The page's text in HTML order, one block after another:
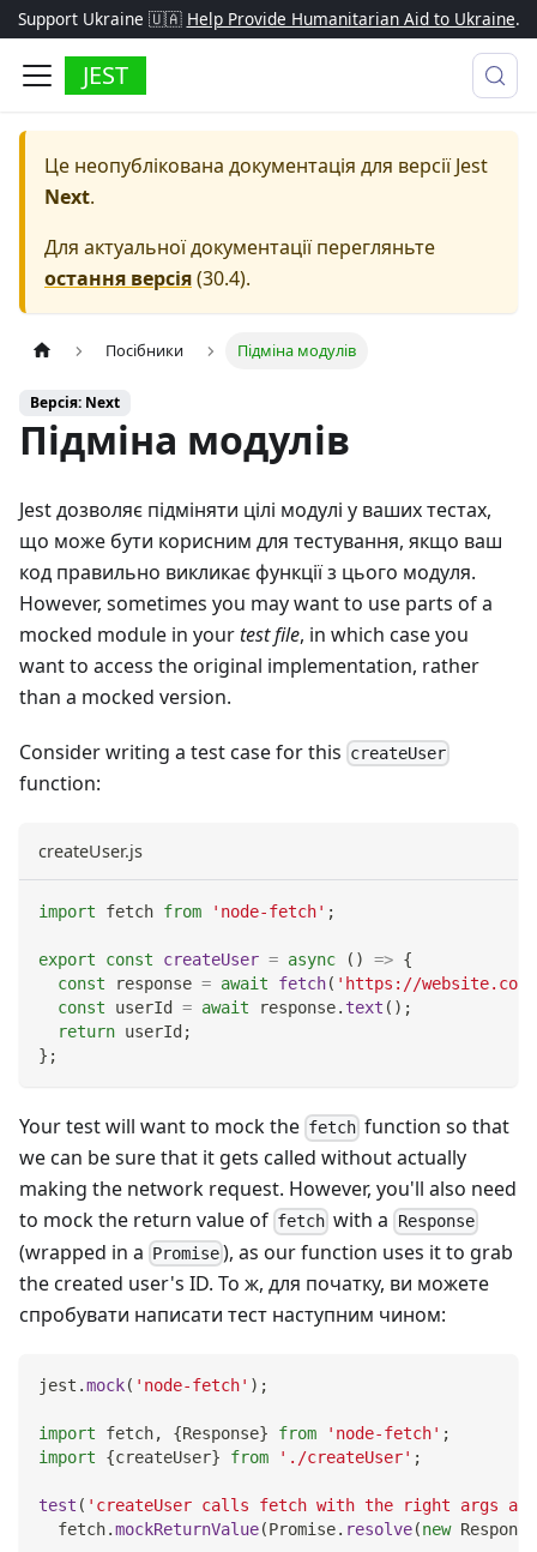
Support Ukraine 🇺🇦 Help Provide Humanitarian Aid to Ukraine.
JEST
Це неопублікована документація для версіїJest
Next.
Для актуальної документації перегляньте
остання версія(30.4).
Посібники Підміна модулів
Версія: Next
Підміна модулів
Jest дозволяє підміняти цілі модулі у ваших тестах,
що може бути корисним для тестування, якщо ваш
код правильно викликає функції з цього модуля.
However, sometimes you may want to use parts of a
mocked module in yourtest file, in which case you
want to access the original implementation, rather
than a mocked version.
Consider writing a test case for this createUser
function:
createUser.js
import fetch from 'node-fetch' ;
export const createUser = async ( ) => {
const response = await fetch( 'https://
const userId = await response. text ( ) ;
return userId ;
} ;
Your test will want to mock the fetch function so that
we can be sure that it gets called without actually
making the network request. However, you'll also need
to mock the return value of fetch with a Response
(wrapped in a Promise ), as our function uses it to grab
the created user's ID. То ж, для початку, ви можете
спробувати написати тест наступним чином:
jest .mock( 'node-fetch' ) ;
import fetch, {Response} from 'node-fetch' ;
import
{createUser} from './createUser' ;
test ( 'createUser calls fetch with the right args
  fetch
.mockReturnValue(Promise. resolve(new Response